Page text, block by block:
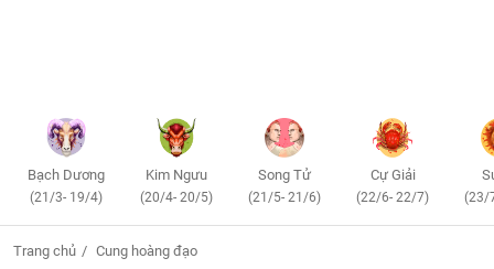
Bạch Dương
(21/3- 19/4)
Kim Ngưu
(20/4- 20/5)
Song Tử
(21/5- 21/6)
Cự Giải
(22/6- 22/7) (23/
Trang chủ Cung hoàng đạo